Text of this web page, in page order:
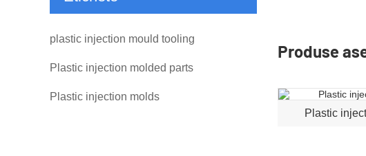
Produse
Plastic
plastic injection mould tooling
Plastic injection molded parts
Plastic injection molds